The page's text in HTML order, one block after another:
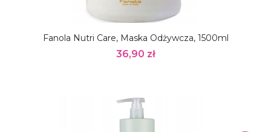
Fanola Nutri Care, Maska Odżywcza, 1500ml
36,90 zł